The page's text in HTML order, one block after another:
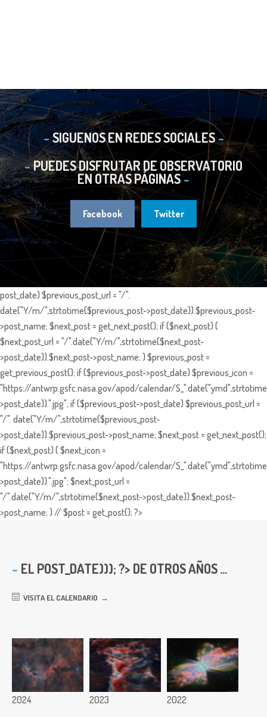
SIGUENOS EN REDES SOCIALES
PUEDES DISFRUTAR DE OBSERVATORIO
EN OTRAS PÁGINAS
Facebook Twitter
post_date) $previous_post_url = "/".
date("Y/m/",strtotime($previous_post->post_date)).$previous_post-
>post_name; $next_post = get_next_post(); if ($next_post) {
$next_post_url = "/".date("Y/m/",strtotime($next_post-
>post_date)).$next_post->post_name; } $previous_post =
get_previous_post(); if ($previous_post->post_date) $previous_icon =
"https://antwrp.gsfc.nasa.gov/apod/calendar/
>post_date)).".jpg"; if ($previous_post->post_date) $previous_post_url =
"/". date("Y/m/",strtotime($previous_post-
>post_date)).$previous_post->post_name; $next_post = get_next_post();
if ($next_post) { $next_icon =
"https://antwrp.gsfc.nasa.gov/apod/calendar/
>post_date)).".jpg"; $next_post_url =
"/".date("Y/m/",strtotime($next_post->post_date)).$next_post-
>post_name; } // $post = get_post(); ?>
EL POST_DATE))); ?> DE OTROS AÑOS ...
VISITA EL CALENDARIO
2024 2023 2022